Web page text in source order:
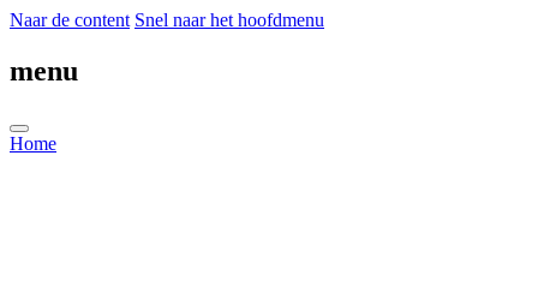
Naar de content Snel naar het hoofdmenu
menu
Home